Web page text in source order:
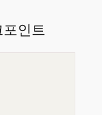
인트